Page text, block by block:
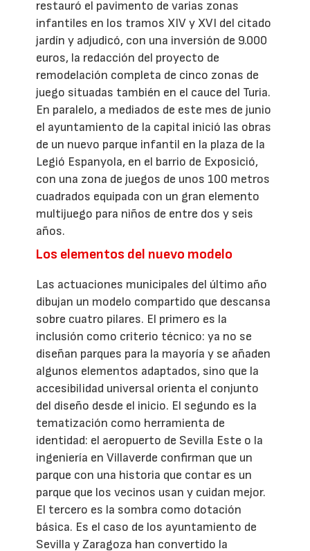
restauró el pavimento de varias zonas
infantiles en los tramos XIV y XVI del citado
jardín y adjudicó, con una inversión de 9.000
euros, la redacción del proyecto de
remodelación completa de cinco zonas de
juego situadas también en el cauce del Turia.
En paralelo, a mediados de este mes de junio
el ayuntamiento de la capital inició las obras
de un nuevo parque infantil en la plaza de la
Legió Espanyola, en el barrio de Exposició,
con una zona de juegos de unos 100 metros
cuadrados equipada con un gran elemento
multijuego para niños de entre dos y seis
años.
Los elementos del nuevo modelo
Las actuaciones municipales del último año
dibujan un modelo compartido que descansa
sobre cuatro pilares. El primero es la
inclusión como criterio técnico: ya no se
diseñan parques para la mayoría y se añaden
algunos elementos adaptados, sino que la
accesibilidad universal orienta el conjunto
del diseño desde el inicio. El segundo es la
tematización como herramienta de
identidad: el aeropuerto de Sevilla Este o la
ingeniería en Villaverde confirman que un
parque con una historia que contar es un
parque que los vecinos usan y cuidan mejor.
El tercero es la sombra como dotación
básica. Es el caso de los ayuntamiento de
Sevilla y Zaragoza han convertido la